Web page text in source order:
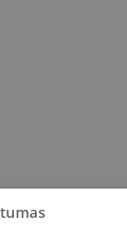
, Viktorija Daujotytė